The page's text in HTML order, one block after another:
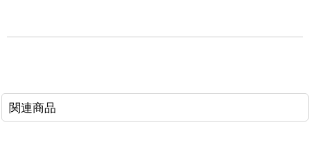
関連商品